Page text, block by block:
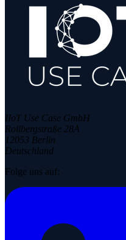
IIoT Use Case GmbH
Rollbergstraße 28A
12053 Berlin
Deutschland
Folge uns auf: